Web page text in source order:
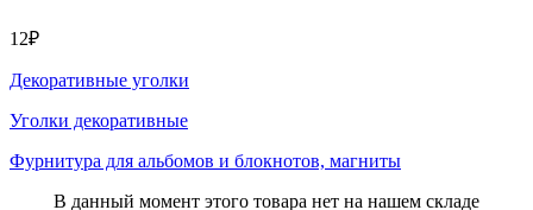
12₽
Декоративные уголки
Уголки декоративные
Фурнитура для альбомов и блокнотов, магниты
В данный момент этого товара нет на нашем складе